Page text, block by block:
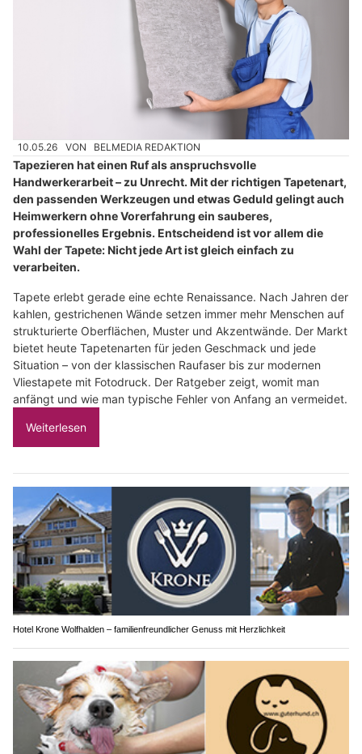
10.05.26 VON BELMEDIA REDAKTION
Tapezieren hat einen Ruf als anspruchsvolle
Handwerkerarbeit – zu Unrecht. Mit der richtigen Tapetenart,
den passenden Werkzeugen und etwas Geduld gelingt auch
Heimwerkern ohne Vorerfahrung ein sauberes,
professionelles Ergebnis. Entscheidend ist vor allem die
Wahl der Tapete: Nicht jede Art ist gleich einfach zu
verarbeiten.
Tapete erlebt gerade eine echte Renaissance. Nach Jahren der
kahlen, gestrichenen Wände setzen immer mehr Menschen auf
strukturierte Oberflächen, Muster und Akzentwände. Der Markt
bietet heute Tapetenarten für jeden Geschmack und jede
Situation – von der klassischen Raufaser bis zur modernen
Vliestapete mit Fotodruck. Der Ratgeber zeigt, womit man
anfängt und wie man typische Fehler von Anfang an vermeidet.
Weiterlesen
Hotel Krone Wolfhalden – familienfreundlicher Genuss mit Herzlichkeit